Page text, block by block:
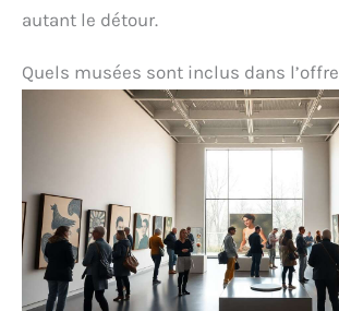
autant le détour.
Quels musées sont inclus dans l’offre